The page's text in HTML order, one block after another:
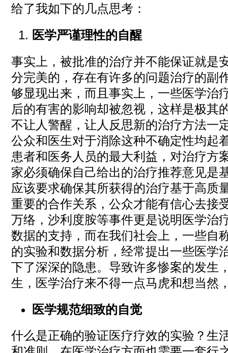
给了我如下的几点思考：
医学严谨理性的自醒
事实上，被批准的治疗并不能保证就是
分完美的，存在有许多的问题治疗的副
够显现出来，而且事实上，一些医学治
后的有害的影响却被忽视，这样是极其
不让人警醒，让人反思新的治疗方法一
公众和医生对于消除这种不确定性均起
患者和医务人员的最大利益，对治疗方
家必须确保自己给出的治疗推荐意见是
应该要求确保其所获得的治疗基于高质
重要的合作关系，公众才能有信心去接
万络，沙利度胺等事件更是说明医学治
数据的支持，而在我们社会上，一些自
的实验和数据分析，经常提出一些医学
下了深深的隐患。导致许多惨案的发生
生，医学治疗来不得一点马虎和想当然
医学规范细致的自觉
什么是正确的验证医疗疗效的实验？生